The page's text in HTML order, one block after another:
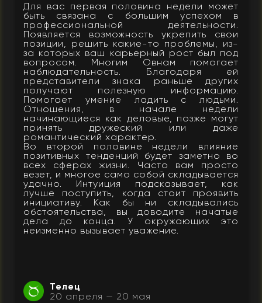
Для вас первая половина недели может
быть связана с большим успехом в
профессиональной деятельности.
Появляется возможность укрепить свои
позиции, решить какие-то проблемы, из-
за которых ваш карьерный рост был под
вопросом. Многим Овнам помогает
наблюдательность. Благодаря ей
представители знака раньше других
получают полезную информацию.
Помогает умение ладить с людьми.
Отношения, в начале недели
начинающиеся как деловые, позже могут
принять дружеский или даже
романтический характер.
Во второй половине недели влияние
позитивных тенденций будет заметно во
всех сферах жизни. Часто вам просто
везет, и многое само собой складывается
удачно. Интуиция подсказывает, как
лучше поступить, когда стоит проявить
инициативу. Как бы ни складывались
обстоятельства, вы доводите начатые
дела до конца. У окружающих это
неизменно вызывает уважение.
Телец
20 апреля — 20 мая